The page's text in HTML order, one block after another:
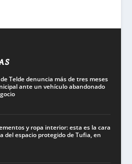
Telde denuncia más de tres meses
ante un vehículo abandonado
y ropa interior: esta es la cara
del espacio protegido de Tufia, en